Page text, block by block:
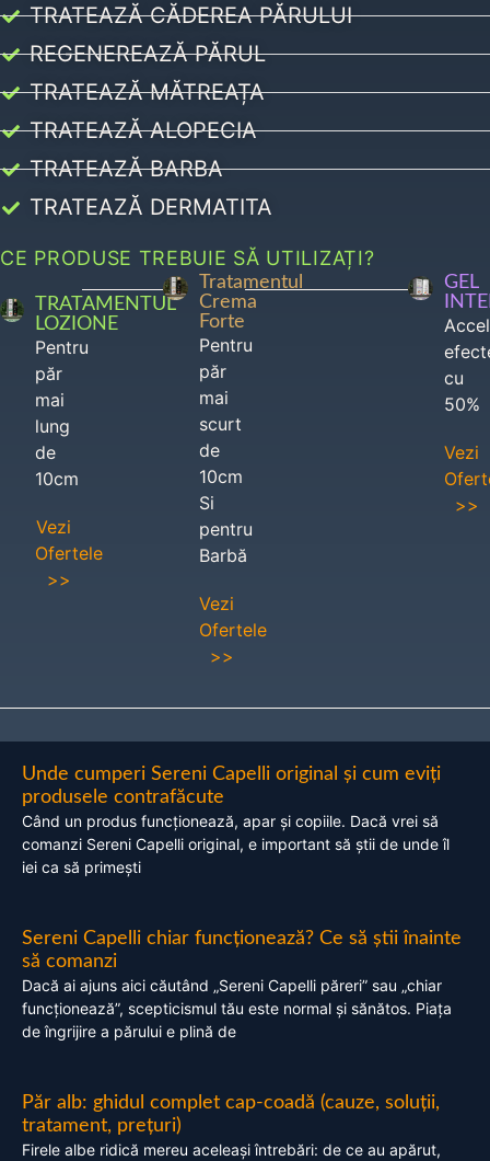
TRATEAZĂ CĂDEREA PĂRULUI
REGENEREAZĂ PĂRUL
TRATEAZĂ MĂTREAȚA
TRATEAZĂ ALOPECIA
TRATEAZĂ BARBA
TRATEAZĂ DERMATITA
CE PRODUSE TREBUIE SĂ UTILIZAȚI?
TRATAMENTUL
LOZIONE
Pentru
păr
mai
lung
de
10cm
Vezi
Ofertele
>>
Tratamentul
Crema
Forte
Pentru
păr
mai
scurt
de
10cm
Si
pentru
Barbă
Vezi
Ofertele
>>
GEL
cu
50%
Vezi
>>
Unde cumperi Sereni Capelli original și cum eviți
produsele contrafăcute
Când un produs funcționează, apar și copiile. Dacă vrei să
comanzi Sereni Capelli original, e important să știi de unde îl
iei ca să primești
Sereni Capelli chiar funcționează? Ce să știi înainte
să comanzi
Dacă ai ajuns aici căutând „Sereni Capelli păreri” sau „chiar
funcționează”, scepticismul tău este normal și sănătos. Piața
de îngrijire a părului e plină de
Păr alb: ghidul complet cap-coadă (cauze, soluții,
tratament, prețuri)
Firele albe ridică mereu aceleași întrebări: de ce au apărut,